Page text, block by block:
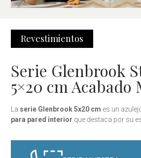
Revestimientos
Serie Glenbrook
5×20 cm Acabado
La serie Glenbrook 5x20 cm es un
para pared interior que destaca por su
para proyectos de interiorismo actuales,
combina
acabado mate